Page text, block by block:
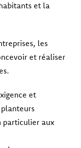
et la
les
et réaliser
et
particulier aux